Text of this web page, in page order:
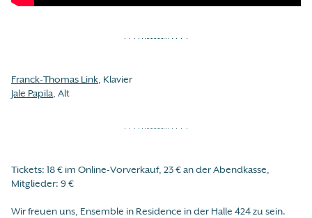
Franck-Thomas Link, Klavier
Jale Papila, Alt
Tickets: 18 € im Online-Vorverkauf, 23 € an der Abendkasse,
Mitglieder: 9 €
Wir freuen uns, Ensemble in Residence in der Halle 424 zu sein.